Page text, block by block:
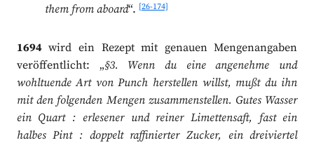
them from aboard“.[26-174]
1694wird ein Rezept mit genauen Mengenangaben
veröffentlicht: „§3. Wenn du eine angenehme und
wohltuende Art von Punch herstellen willst, mußt du ihn
mit den folgenden Mengen zusammenstellen. Gutes Wasser
ein Quart : erlesener und reiner Limettensaft, fast ein
halbes Pint : doppelt raffinierter Zucker, ein dreiviertel